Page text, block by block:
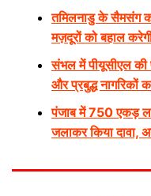
तमिलनाडु के सैमसंग
मज़दूरों को बहाल
संभल में पीयूसीएल की
और प्रबुद्ध नागरिकों
पंजाब में 750 एकड़
जलाकर किया दावा,